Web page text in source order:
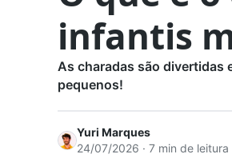
infantis
As charadas são divertidas
pequenos!
Yuri Marques
24/07/2026 · 7 min de leitura